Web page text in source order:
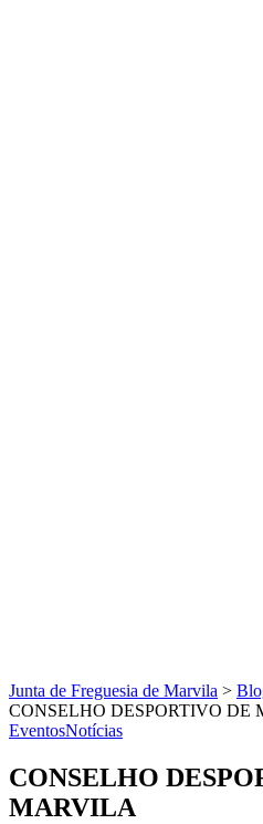
Junta de Freguesia de Marvila >
CONSELHO DESPORTIVO DE
EventosNotícias
CONSELHO
MARVILA